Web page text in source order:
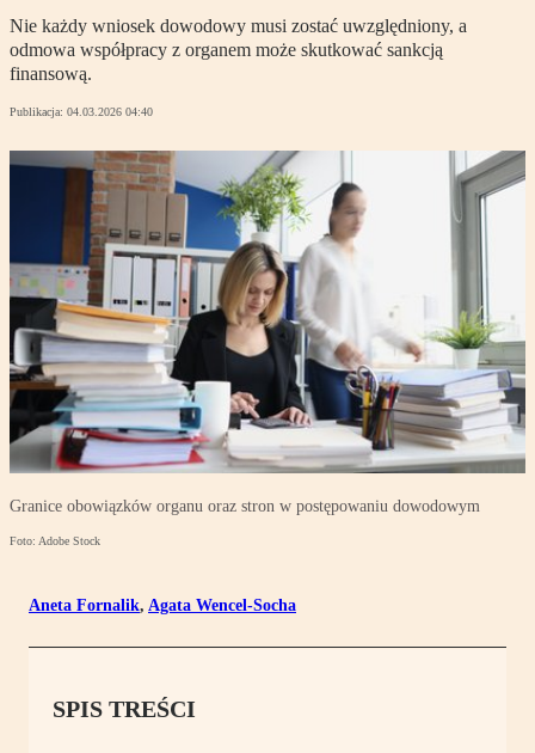
Nie każdy wniosek dowodowy musi zostać uwzględniony, a
odmowa współpracy z organem może skutkować sankcją
finansową.
Publikacja: 04.03.2026 04:40
Granice obowiązków organu oraz stron w postępowaniu dowodowym
Foto: Adobe Stock
Aneta Fornalik, Agata Wencel-Socha
SPIS TREŚCI